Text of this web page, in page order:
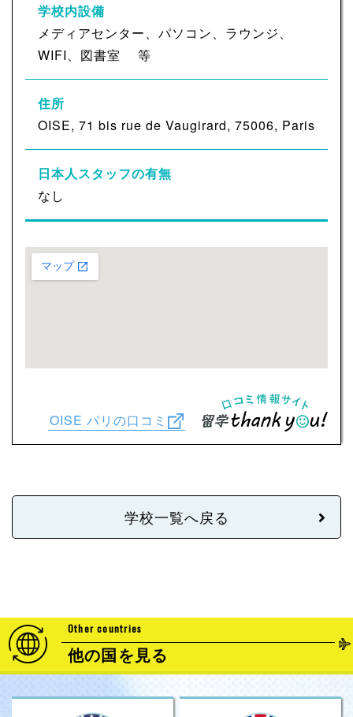
学校内設備
メディアセンター、パソコン、ラウンジ、
WIFI、図書室 等
住所
OISE, 71 bis rue de Vaugirard, 75006, Paris
日本人スタッフの有無
なし
OISE パリの口コミ
学校一覧へ戻る
Other countries
他の国を見る